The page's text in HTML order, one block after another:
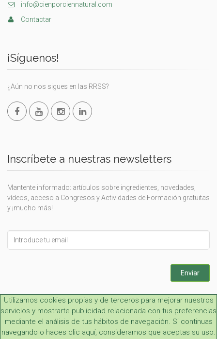
info@cienporciennatural.com
Contactar
¡Síguenos!
¿Aún no nos sigues en las RRSS?
Inscríbete a nuestras newsletters
Mantente informado: artículos sobre ingredientes, novedades,
vídeos, acceso a Congresos y Actividades de Formación gratuitas
y ¡mucho más!
this
field
Enviar
Utilizamos cookies propias y de terceros para mejorar nuestros
servicios y mostrarte publicidad relacionada con tus preferencias
mediante el análisis de tus hábitos de navegación. Si continuas
navegando o haces clic aquí, consideramos que aceptas su uso.